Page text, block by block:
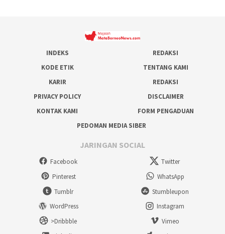
INDEKS
REDAKSI
KODE ETIK
TENTANG KAMI
KARIR
REDAKSI
PRIVACY POLICY
DISCLAIMER
KONTAK KAMI
FORM PENGADUAN
PEDOMAN MEDIA SIBER
JARINGAN SOCIAL
Facebook
Twitter
Pinterest
WhatsApp
Tumblr
Stumbleupon
WordPress
Instagram
>Dribbble
Vimeo